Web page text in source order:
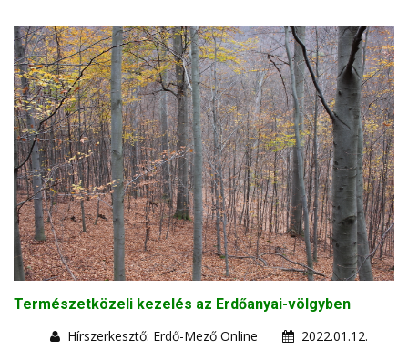
Természetközeli kezelés az Erdőanyai-völgyben
Hírszerkesztő: Erdő-Mező Online
2022.01.12.